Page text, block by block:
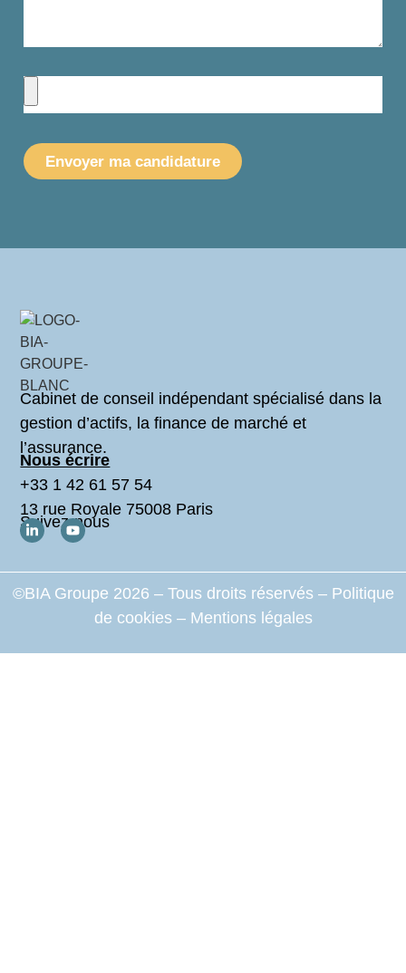
Envoyer ma candidature
Cabinet de conseil indépendant spécialisé dans la
gestion d’actifs, la finance de marché et
l’assurance.
Nous écrire
+33 1 42 61 57 54
13 rue Royale 75008 Paris
Suivez-nous
©BIA Groupe 2026 – Tous droits réservés – Politique
de cookies – Mentions légales